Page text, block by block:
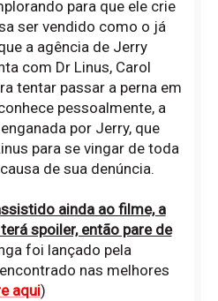
para que ele crie
ser vendido como o já
a agência de Jerry
com Dr Linus, Carol
tentar passar a perna em
pessoalmente, a
por Jerry, que
para se vingar de toda
de sua denúncia.
ainda ao filme, a
spoiler, então pare de
foi lançado pela
nas melhores
aqui)